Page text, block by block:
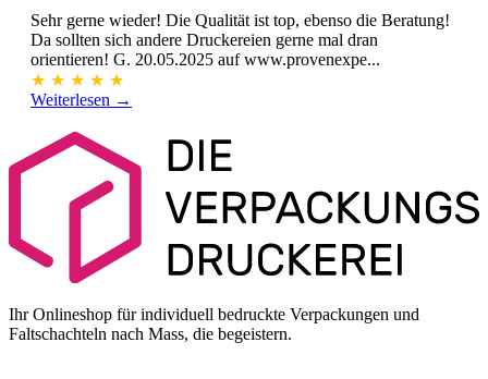
Sehr gerne wieder! Die Qualität ist top, ebenso die Beratung!
Da sollten sich andere Druckereien gerne mal dran
orientieren! G. 20.05.2025 auf www.provenexpe...
★ ★ ★ ★ ★
Weiterlesen →
Ihr Onlineshop für individuell bedruckte Verpackungen und
Faltschachteln nach Mass, die begeistern.